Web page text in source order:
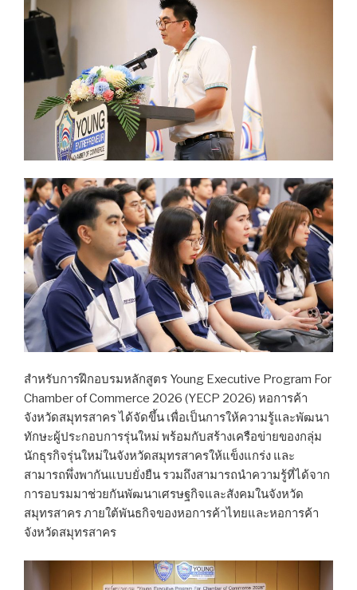
สำหรับการฝึกอบรมหลักสูตร Young Executive Program For
Chamber of Commerce 2026 (YECP 2026) หอการค้า
จังหวัดสมุทรสาคร ได้จัดขึ้น เพื่อเป็นการให้ความรู้และพัฒนา
ทักษะผู้ประกอบการรุ่นใหม่ พร้อมกับสร้างเครือข่ายของกลุ่ม
นักธุรกิจรุ่นใหม่ในจังหวัดสมุทรสาครให้แข็งแกร่ง และ
สามารถพึ่งพากันแบบยั่งยืน รวมถึงสามารถนำความรู้ที่ได้จาก
การอบรมมาช่วยกันพัฒนาเศรษฐกิจและสังคมในจังหวัด
สมุทรสาคร ภายใต้พันธกิจของหอการค้าไทยและหอการค้า
จังหวัดสมุทรสาคร